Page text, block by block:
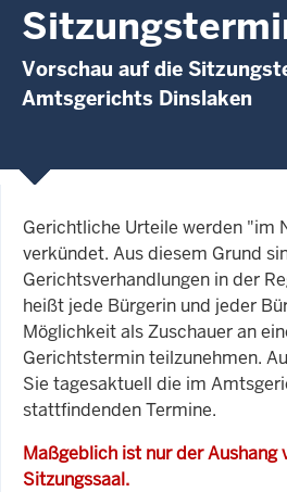
Vorschau auf die
Amtsgerichts Dinslaken
Gerichtliche Urteile werden "im
verkündet. Aus diesem Grund
Gerichtsverhandlungen in der
heißt jede Bürgerin und jeder
Möglichkeit als Zuschauer an
Gerichtstermin teilzunehmen.
Sie tagesaktuell die im
stattfindenden Termine.
Maßgeblich ist nur der Aushang
Sitzungssaal.